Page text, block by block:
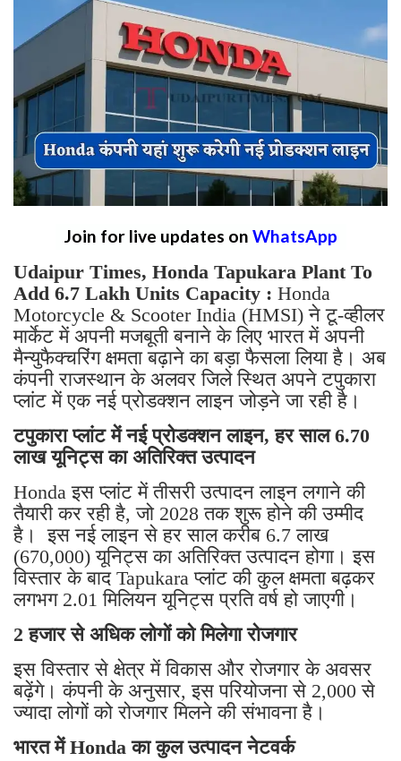
Join for live updates on WhatsApp
Udaipur Times, Honda Tapukara Plant To
Add 6.7 Lakh Units Capacity : Honda
Motorcycle & Scooter India (HMSI) ने टू-व्हीलर
मार्केट में अपनी मजबूती बनाने के लिए भारत में अपनी
मैन्युफैक्चरिंग क्षमता बढ़ाने का बड़ा फैसला लिया है। अब
कंपनी राजस्थान के अलवर जिले स्थित अपने टपुकारा
प्लांट में एक नई प्रोडक्शन लाइन जोड़ने जा रही है।
टपुकारा प्लांट में नई प्रोडक्शन लाइन, हर साल 6.70
लाख यूनिट्स का अतिरिक्त उत्पादन
Honda इस प्लांट में तीसरी उत्पादन लाइन लगाने की
तैयारी कर रही है, जो 2028 तक शुरू होने की उम्मीद
है। इस नई लाइन से हर साल करीब 6.7 लाख
(670,000) यूनिट्स का अतिरिक्त उत्पादन होगा। इस
विस्तार के बाद Tapukara प्लांट की कुल क्षमता बढ़कर
लगभग 2.01 मिलियन यूनिट्स प्रति वर्ष हो जाएगी।
2 हजार से अधिक लोगों को मिलेगा रोजगार
इस विस्तार से क्षेत्र में विकास और रोजगार के अवसर
बढ़ेंगे। कंपनी के अनुसार, इस परियोजना से 2,000 से
ज्यादा लोगों को रोजगार मिलने की संभावना है।
भारत में Honda का कुल उत्पादन नेटवर्क